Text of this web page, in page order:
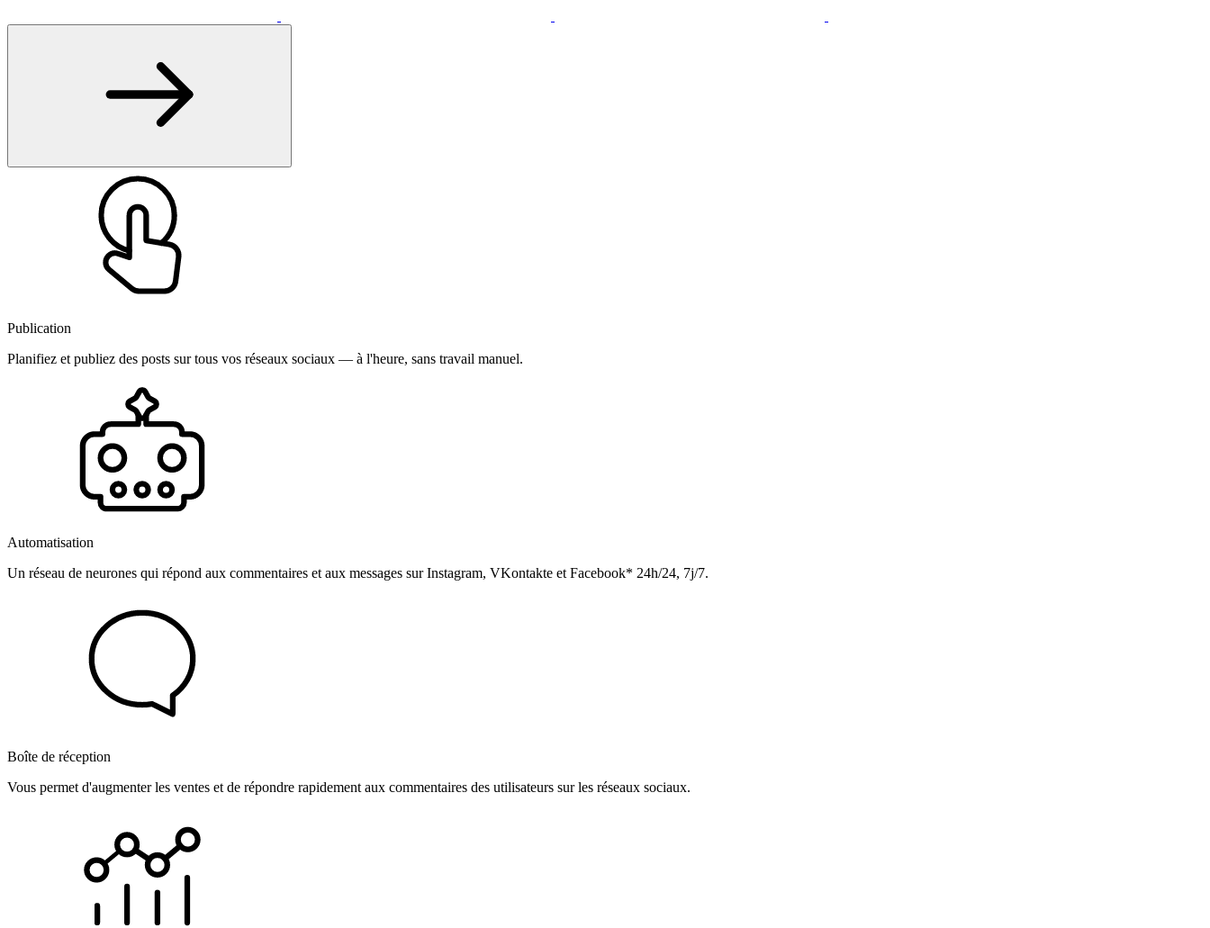
Publication
Planifiez et publiez des posts sur tous vos réseaux sociaux — à l'heure, sans travail manuel.
Automatisation
Un réseau de neurones qui répond aux commentaires et aux messages sur Instagram, VKontakte et Facebook* 24h/24, 7j/7.
Boîte de réception
Vous permet d'augmenter les ventes et de répondre rapidement aux commentaires des utilisateurs sur les réseaux sociaux.